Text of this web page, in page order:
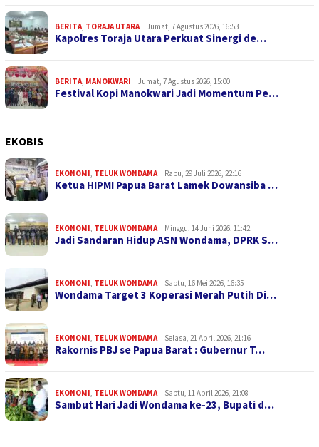
BERITA TORAJA UTARA Jumat, 7 Agustus 2026, 16:53
Kapolres Toraja Utara Perkuat Sinergi de…
BERITA MANOKWARI Jumat, 7 Agustus 2026, 15:00
Festival Kopi Manokwari Jadi Momentum Pe…
EKOBIS
EKONOMI TELUK WONDAMA Rabu, 29 Juli 2026, 22:16
Ketua HIPMI Papua Barat Lamek Dowansiba …
EKONOMI TELUK WONDAMA Minggu, 14 Juni 2026, 11:42
Jadi Sandaran Hidup ASN Wondama, DPRK S…
EKONOMI TELUK WONDAMA Sabtu, 16 Mei 2026, 16:35
Wondama Target 3 Koperasi Merah Putih Di…
EKONOMI TELUK WONDAMA Selasa, 21 April 2026, 21:16
Rakornis PBJ se Papua Barat : Gubernur T…
EKONOMI TELUK WONDAMA Sabtu, 11 April 2026, 21:08
Sambut Hari Jadi Wondama ke-23, Bupati d…